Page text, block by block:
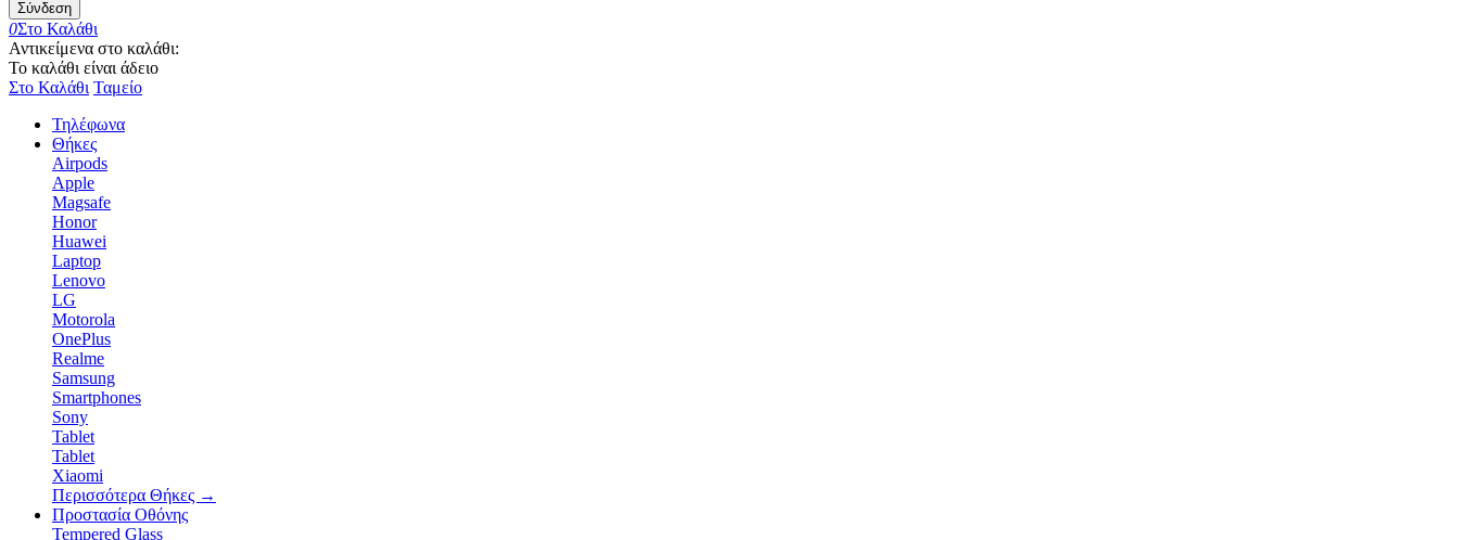
Σύνδεση
0Στο Καλάθι
Αντικείμενα στο καλάθι:
Το καλάθι είναι άδειο
Στο Καλάθι Ταμείο
Τηλέφωνα
Θήκες
Airpods
Apple
Magsafe
Honor
Huawei
Laptop
Lenovo
LG
Motorola
OnePlus
Realme
Samsung
Smartphones
Sony
Tablet
Tablet
Xiaomi
Περισσότερα Θήκες →
Προστασία Οθόνης
Tempered Glass